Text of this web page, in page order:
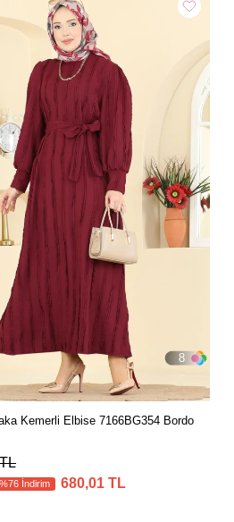
8
Kemerli Elbise 7166BG354 Bordo
İndirim 680,01 TL